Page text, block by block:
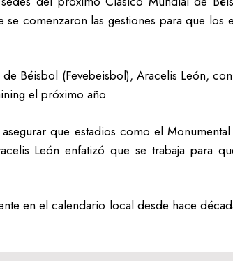
comenzaron las gestiones para que los
Béisbol (Fevebeisbol), Aracelis León,
el próximo año.
que estadios como el
León enfatizó que se trabaja para
en el calendario local desde hace